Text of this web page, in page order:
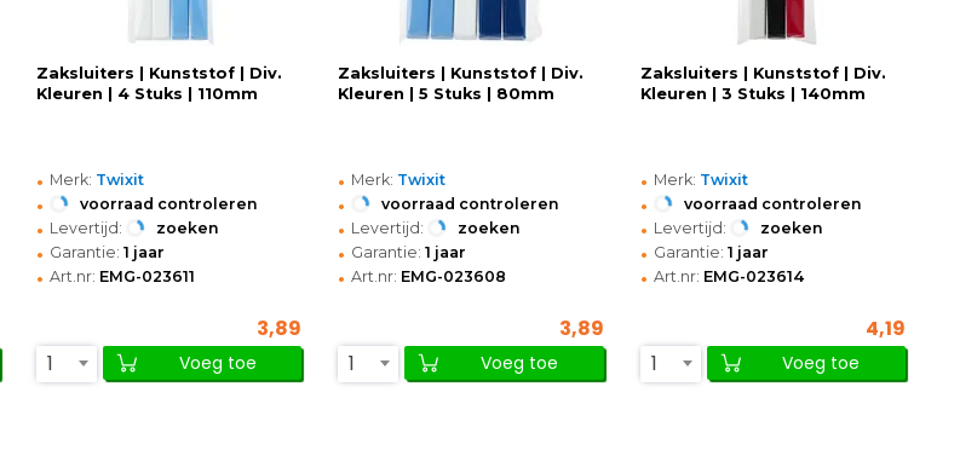
Zaksluiters | Kunststof | Div.
Kleuren | 4 Stuks | 110mm
• Merk: Twixit
• voorraad controleren
• Levertijd: zoeken
• Garantie: 1 jaar
• Art.nr: EMG-023611
3,89
1
Voeg toe
Zaksluiters | Kunststof | Div.
Kleuren | 5 Stuks | 80mm
• Merk: Twixit
• voorraad controleren
• Levertijd: zoeken
• Garantie: 1 jaar
• Art.nr: EMG-023608
3,89
1
Voeg toe
Zaksluiters | Kunststof | Div.
Kleuren | 3 Stuks | 140mm
• Merk: Twixit
• voorraad controleren
• Levertijd: zoeken
• Garantie: 1 jaar
• Art.nr: EMG-023614
4,19
1
Voeg toe